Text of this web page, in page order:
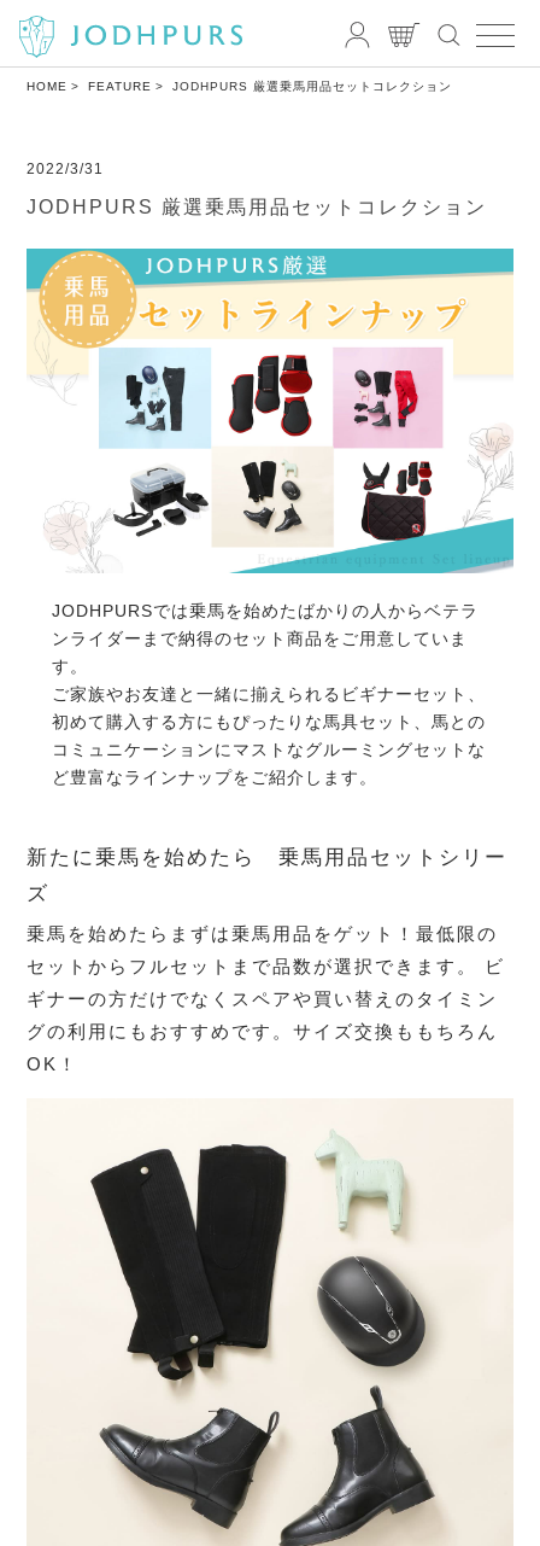
HOME FEATURE JODHPURS 厳選乗馬用品セットコレクション
2022/3/31
JODHPURS 厳選乗馬用品セットコレクション
JODHPURSでは乗馬を始めたばかりの人からベテラ
ンライダーまで納得のセット商品をご用意していま
す。
ご家族やお友達と一緒に揃えられるビギナーセット、
初めて購入する方にもぴったりな馬具セット、馬との
コミュニケーションにマストなグルーミングセットな
ど豊富なラインナップをご紹介します。
新たに乗馬を始めたら 乗馬用品セットシリー
ズ
乗馬を始めたらまずは乗馬用品をゲット！最低限の
セットからフルセットまで品数が選択できます。 ビ
ギナーの方だけでなくスペアや買い替えのタイミン
グの利用にもおすすめです。サイズ交換ももちろん
OK！